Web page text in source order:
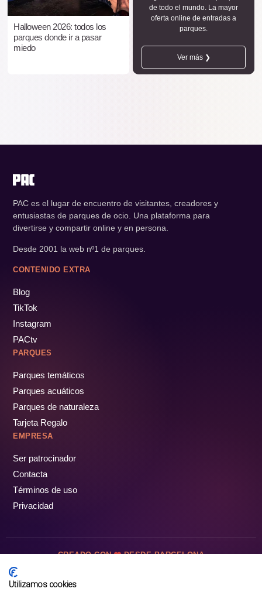
Halloween 2026: todos los
parques donde ir a pasar
miedo
de todo el mundo. La mayor
oferta online de entradas a
parques.
Ver más ❯
PAC es el lugar de encuentro de visitantes, creadores y
entusiastas de parques de ocio. Una plataforma para
divertirse y compartir online y en persona.
Desde 2001 la web nº1 de parques.
CONTENIDO EXTRA
Blog
TikTok
Instagram
PACtv
PARQUES
Parques temáticos
Parques acuáticos
Parques de naturaleza
Tarjeta Regalo
EMPRESA
Ser patrocinador
Contacta
Términos de uso
Privacidad
CREADO CON DESDE BARCELONA
Utilizamos cookies